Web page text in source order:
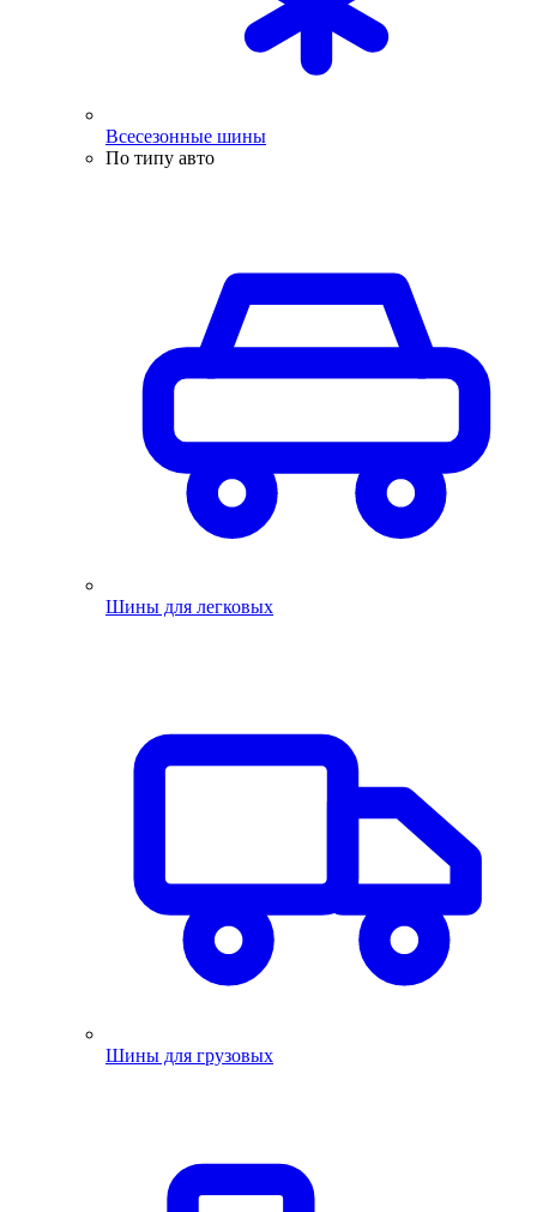
Всесезонные шины
По типу авто
Шины для легковых
Шины для грузовых